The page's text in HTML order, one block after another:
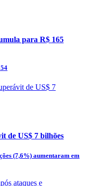
para R$ 165
de US$ 7 bilhões
(7,6%) aumentaram em